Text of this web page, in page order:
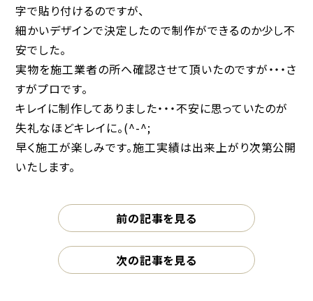
字で貼り付けるのですが、
細かいデザインで決定したので制作ができるのか少し不
安でした。
実物を施工業者の所へ確認させて頂いたのですが・・・さ
すがプロです。
キレイに制作してありました・・・不安に思っていたのが
失礼なほどキレイに。(^-^;
早く施工が楽しみです。施工実績は出来上がり次第公開
いたします。
前の記事を見る
次の記事を見る